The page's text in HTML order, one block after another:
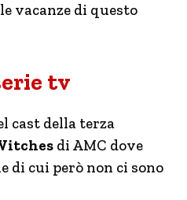
vacanze di questo
tv
cast della terza
di AMC dove
di cui però non ci sono